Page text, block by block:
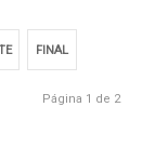
FINAL
Página 1 de 2